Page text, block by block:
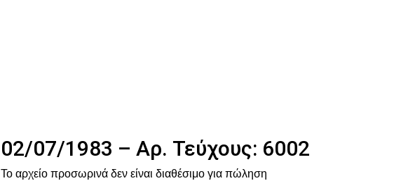
02/07/1983 – Αρ. Τεύχους: 6002
Το αρχείο προσωρινά δεν είναι διαθέσιμο για πώληση